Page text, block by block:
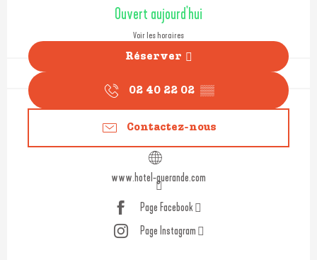
Ouvert aujourd'hui
Voir les horaires
Réserver
02 40 22 02 ▒▒
Contactez-nous
www.hotel-guerande.com
Page Facebook
Page Instagram